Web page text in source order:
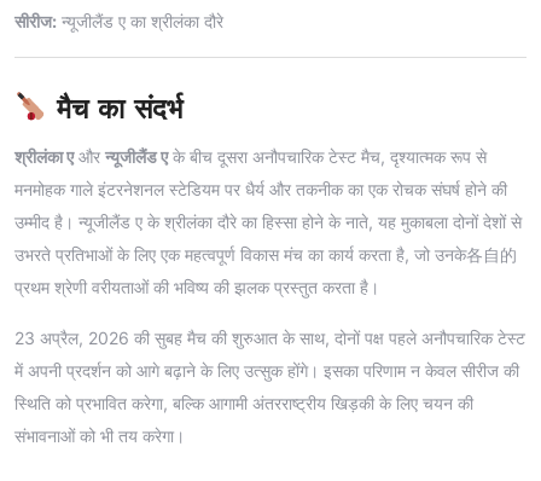
सीरीज: न्यूजीलैंड ए का श्रीलंका दौरे
मैच का संदर्भ
श्रीलंका एऔर न्यूजीलैंड एके बीच दूसरा अनौपचारिक टेस्ट मैच, दृश्यात्मक रूप से
मनमोहक गाले इंटरनेशनल स्टेडियम पर धैर्य और तकनीक का एक रोचक संघर्ष होने की
उम्मीद है। न्यूजीलैंड ए के श्रीलंका दौरे का हिस्सा होने के नाते, यह मुकाबला दोनों देशों से
उभरते प्रतिभाओं के लिए एक महत्वपूर्ण विकास मंच का कार्य करता है, जो उनके各自的
प्रथम श्रेणी वरीयताओं की भविष्य की झलक प्रस्तुत करता है।
23 अप्रैल, 2026 की सुबह मैच की शुरुआत के साथ, दोनों पक्ष पहले अनौपचारिक टेस्ट
में अपनी प्रदर्शन को आगे बढ़ाने के लिए उत्सुक होंगे। इसका परिणाम न केवल सीरीज की
स्थिति को प्रभावित करेगा, बल्कि आगामी अंतरराष्ट्रीय खिड़की के लिए चयन की
संभावनाओं को भी तय करेगा।